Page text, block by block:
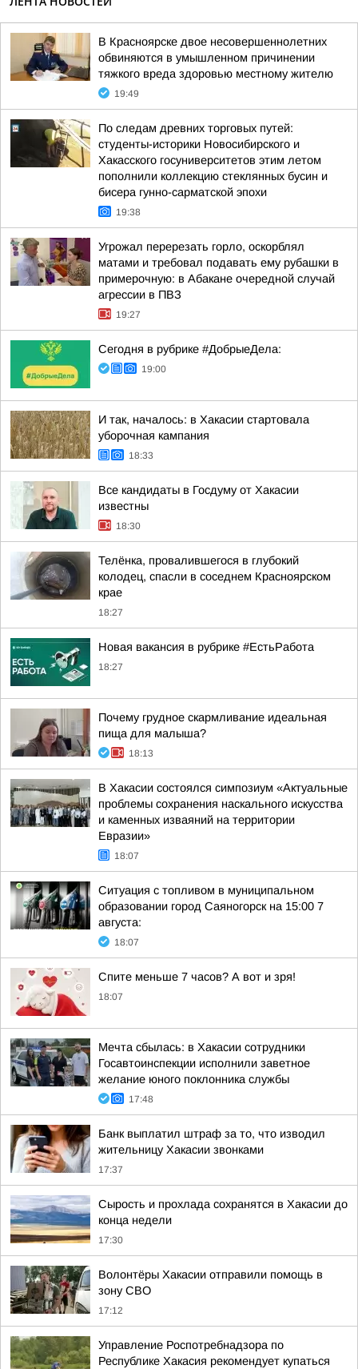
В Красноярске двое несовершеннолетних
обвиняются в умышленном причинении
тяжкого вреда здоровью местному жителю
19:49
По следам древних торговых путей:
студенты-историки Новосибирского и
Хакасского госуниверситетов этим летом
пополнили коллекцию стеклянных бусин и
бисера гунно-сарматской эпохи
19:38
Угрожал перерезать горло, оскорблял
матами и требовал подавать ему рубашки в
примерочную: в Абакане очередной случай
агрессии в ПВЗ
19:27
Сегодня в рубрике #ДобрыеДела:
19:00
И так, началось: в Хакасии стартовала
уборочная кампания
18:33
Все кандидаты в Госдуму от Хакасии
известны
18:30
Телёнка, провалившегося в глубокий
колодец, спасли в соседнем Красноярском
крае
18:27
Новая вакансия в рубрике #ЕстьРабота
18:27
Почему грудное скармливание идеальная
пища для малыша?
18:13
В Хакасии состоялся симпозиум «Актуальные
проблемы сохранения наскального искусства
и каменных изваяний на территории
Евразии»
18:07
Ситуация с топливом в муниципальном
образовании город Саяногорск на 15:00 7
августа:
18:07
Спите меньше 7 часов? А вот и зря!
18:07
Мечта сбылась: в Хакасии сотрудники
Госавтоинспекции исполнили заветное
желание юного поклонника службы
17:48
Банк выплатил штраф за то, что изводил
жительницу Хакасии звонками
17:37
Сырость и прохлада сохранятся в Хакасии до
конца недели
17:30
Волонтёры Хакасии отправили помощь в
зону СВО
17:12
Управление Роспотребнадзора по
Республике Хакасия рекомендует купаться